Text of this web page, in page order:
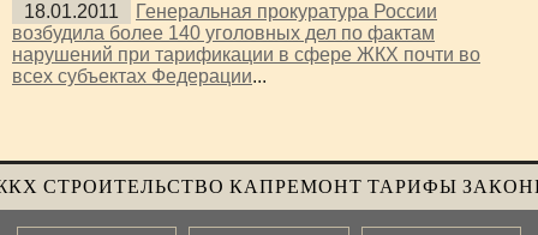
18.01.2011
Генеральная прокуратура России
возбудила более 140 уголовных дел по фактам
нарушений при тарификации в сфере ЖКХ почти во
всех субъектах Федерации...
СТРОИТЕЛЬСТВО КАПРЕМОНТ ТАРИФЫ